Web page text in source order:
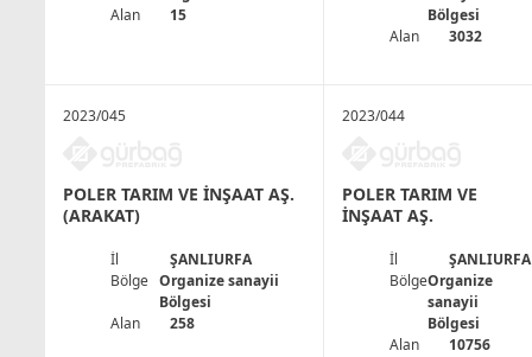
Alan
15
Bölgesi
Alan
3032
2023/045
POLER TARIM VE İNŞAAT AŞ.
(ARAKAT)
İl
ŞANLIURFA
Bölge Organize sanayii
Bölgesi
Alan
258
2023/044
POLER TARIM VE
İNŞAAT AŞ.
İl
ŞANLIURFA
BölgeOrganize
sanayii
Bölgesi
Alan
10756